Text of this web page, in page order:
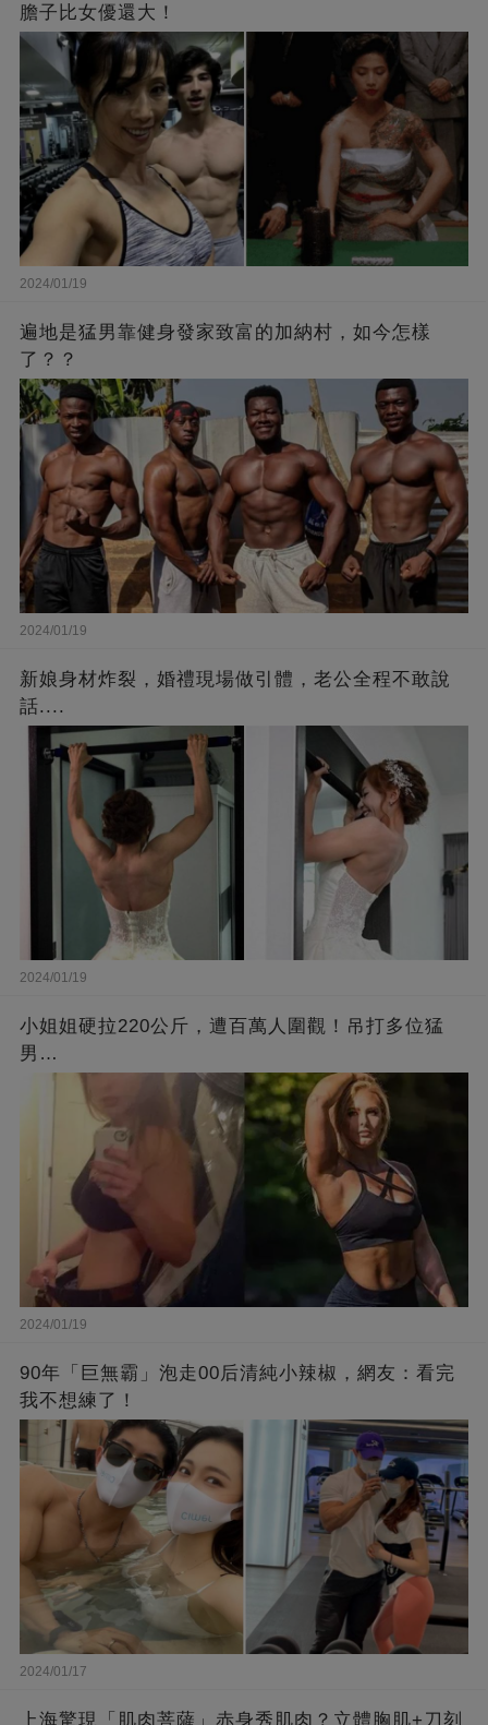
膽子比女優還大！
2024/01/19
遍地是猛男靠健身發家致富的加納村，如今怎樣
了？？
2024/01/19
新娘身材炸裂，婚禮現場做引體，老公全程不敢說
話....
2024/01/19
小姐姐硬拉220公斤，遭百萬人圍觀！吊打多位猛
男…
2024/01/19
90年「巨無霸」泡走00后清純小辣椒，網友：看完
我不想練了！
2024/01/17
上海驚現「肌肉菩薩」赤身秀肌肉？立體胸肌+刀刻